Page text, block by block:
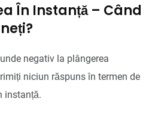
În Instanță – Când
negativ la plângerea
niciun răspuns în termen de
instanță.